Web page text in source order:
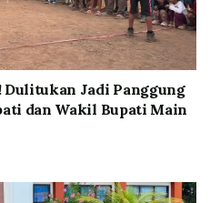
Dulitukan Jadi Panggung
dan Wakil Bupati Main